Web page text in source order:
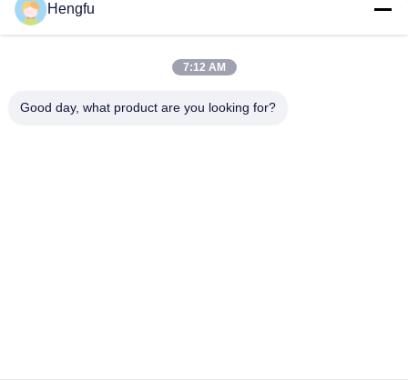
PUZI DORF, NANXIAKOU GEMEINDE, DONGGUANG
Hengfu
7:12 AM
Good day, what product are you looking for?